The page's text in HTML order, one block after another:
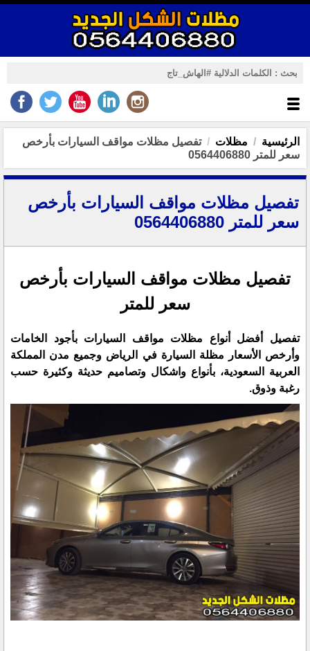
الرئيسية مظلات
تفصيل مظلات مواقف السيارات بأرخص
سعر للمتر 0564406880
تفصيل مظلات مواقف السيارات بأرخص
سعر للمتر 0564406880
تفصيل مظلات مواقف السيارات بأرخص
سعر للمتر
تفصيل أفضل أنواع مظلات مواقف السيارات بأجود الخامات
وأرخص الأسعار مظلة السيارة في الرياض وجميع مدن المملكة
العربية السعودية، بأنواع واشكال وتصاميم حديثة وكثيرة حسب
رغبة وذوق.